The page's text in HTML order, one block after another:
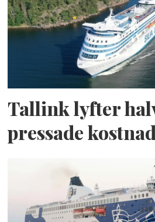
Tallink lyfter
pressade